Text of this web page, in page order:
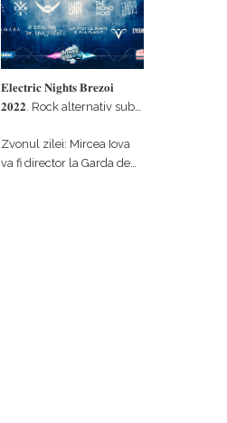
𝐄𝐥𝐞𝐜𝐭𝐫𝐢𝐜 𝐍𝐢𝐠𝐡𝐭𝐬 𝐁𝐫𝐞𝐳𝐨𝐢
𝟐𝟎𝟐𝟐. Rock alternativ sub
#𝐁𝐫𝐞𝐳𝐨𝐢𝐮𝐥𝐋𝐮𝐦𝐢𝐢
Zvonul zilei: Mircea Iova
va fi director la Garda de